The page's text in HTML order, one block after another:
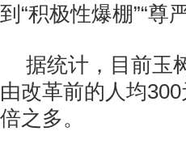
到“积极性爆棚”“尊
据统计，目前玉
由改革前的人均
倍之多。